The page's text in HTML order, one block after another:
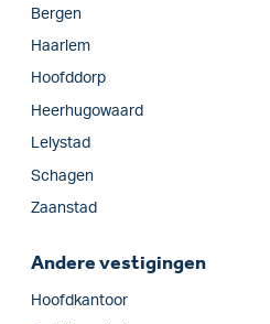
Bergen
Haarlem
Hoofddorp
Heerhugowaard
Lelystad
Schagen
Zaanstad
Andere vestigingen
Hoofdkantoor